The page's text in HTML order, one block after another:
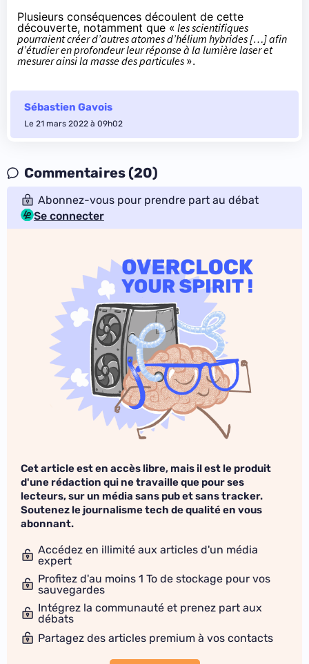
Plusieurs conséquences découlent de cette
découverte, notamment que « les scientifiques
pourraient créer d’autres atomes d’hélium hybrides […] afin
d’étudier en profondeur leur réponse à la lumière laser et
mesurer ainsi la masse des particules ».
Sébastien Gavois
Le 21 mars 2022 à 09h02
Commentaires (20)
Abonnez-vous pour prendre part au débat
Se connecter
Cet article est en accès libre, mais il est le produit
d'une rédaction qui ne travaille que pour ses
lecteurs, sur un média sans pub et sans tracker.
Soutenez le journalisme tech de qualité en vous
abonnant.
Accédez en illimité aux articles d'un média
expert
Profitez d'au moins 1 To de stockage pour vos
sauvegardes
Intégrez la communauté et prenez part aux
débats
Partagez des articles premium à vos contacts